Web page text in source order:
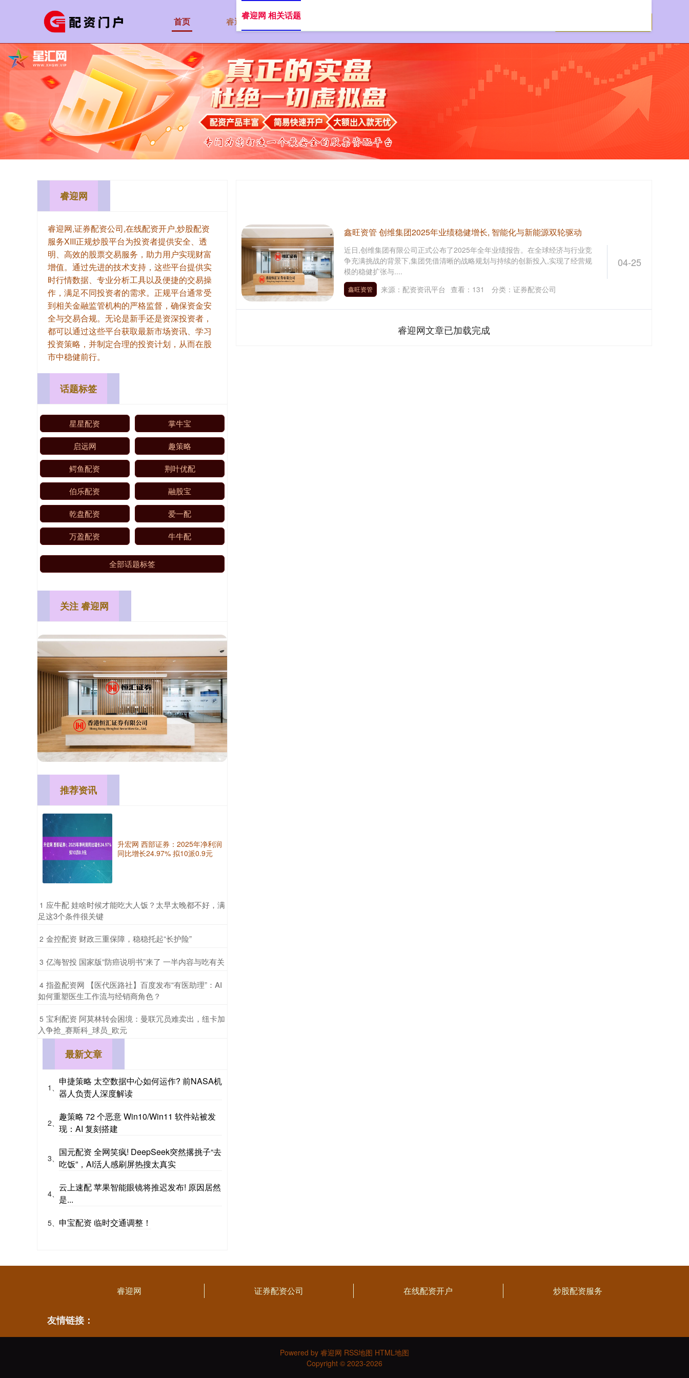
首页 睿迎网 证券配资公司
睿迎网 相关话题
04-25
鑫旺资管 创维集团2025年业绩稳健增长, 智能化与新能源双轮驱动
近日,创维集团有限公司正式公布了2025年全年业绩报告。在全球经济与行业竞
争充满挑战的背景下,集团凭借清晰的战略规划与持续的创新投入,实现了经营规
模的稳健扩张与....
鑫旺资管 来源：配资资讯平台 查看： 131 分类： 证券配资公司
睿迎网文章已加载完成
睿迎网
睿迎网,证券配资公司,在线配资开户,炒股配资
服务XIII‌正规炒股平台为投资者提供安全、透
明、高效的股票交易服务，助力用户实现财富
增值。通过先进的技术支持，这些平台提供实
时行情数据、专业分析工具以及便捷的交易操
作，满足不同投资者的需求。正规平台通常受
到相关金融监管机构的严格监督，确保资金安
全与交易合规。无论是新手还是资深投资者，
都可以通过这些平台获取最新市场资讯、学习
投资策略，并制定合理的投资计划，从而在股
市中稳健前行。
话题标签
星星配资 掌牛宝
启远网 趣策略
鳄鱼配资 荆叶优配
伯乐配资 融股宝
乾盘配资 爱一配
万盈配资 牛牛配
全部话题标签
关注 睿迎网
推荐资讯
升宏网 西部证券：2025年净利润
同比增长24.97% 拟10派0.9元
1 ​应牛配 娃啥时候才能吃大人饭？太早太晚都不好，满
足这3个条件很关键
2 ​金控配资 财政三重保障，稳稳托起“长护险”
3 ​亿海智投 国家版“防癌说明书”来了 一半内容与吃有关
4 ​指盈配资网 【医代医路社】百度发布“有医助理”：AI
如何重塑医生工作流与经销商角色？
5 ​宝利配资 阿莫林转会困境：曼联冗员难卖出，纽卡加
入争抢_赛斯科_球员_欧元
最新文章
1、
申捷策略 太空数据中心如何运作? 前NASA机
器人负责人深度解读
2、
趣策略 72 个恶意 Win10/Win11 软件站被发
现：AI 复刻搭建
3、
国元配资 全网笑疯! DeepSeek突然撂挑子“去
吃饭”，AI活人感刷屏热搜太真实
4、
云上速配 苹果智能眼镜将推迟发布! 原因居然
是...
5、 申宝配资 临时交通调整！
睿迎网 证券配资公司 在线配资开户 炒股配资服务
友情链接：
Powered by 睿迎网 RSS地图 HTML地图
Copyright © 2023-2026